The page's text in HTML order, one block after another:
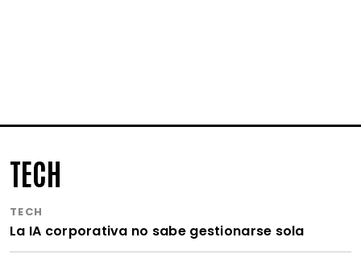
TECH
TECH
La IA corporativa no sabe gestionarse sola